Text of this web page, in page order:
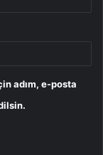
adım, e-posta